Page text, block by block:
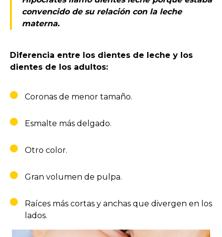
convencido de su relación con la leche
materna.
Diferencia entre los dientes de leche y los
dientes de los adultos:
Coronas de menor tamaño.
Esmalte más delgado.
Otro color.
Gran volumen de pulpa.
Raíces más cortas y anchas que divergen en los
lados.